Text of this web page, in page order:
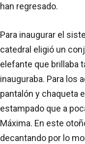
han regresado.
Para inaugurar el
catedral eligió un
elefante que brillaba
inauguraba. Para los
pantalón y chaqueta
estampado que a
Máxima. En este
decantando por lo